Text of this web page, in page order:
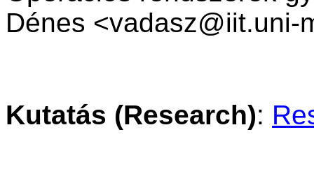
Dénes
Kutatás (Research):